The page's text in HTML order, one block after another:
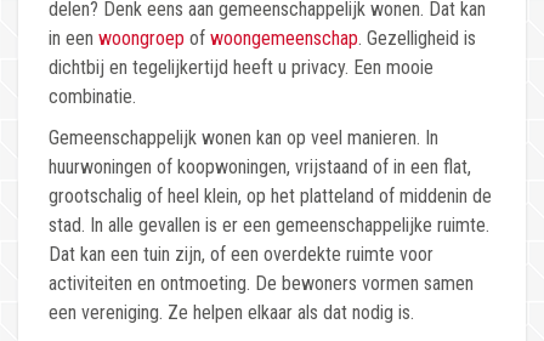
delen? Denk eens aan gemeenschappelijk wonen. Dat kan
in een woongroep of woongemeenschap. Gezelligheid is
dichtbij en tegelijkertijd heeft u privacy. Een mooie
combinatie.
Gemeenschappelijk wonen kan op veel manieren. In
huurwoningen of koopwoningen, vrijstaand of in een flat,
grootschalig of heel klein, op het platteland of middenin de
stad. In alle gevallen is er een gemeenschappelijke ruimte.
Dat kan een tuin zijn, of een overdekte ruimte voor
activiteiten en ontmoeting. De bewoners vormen samen
een vereniging. Ze helpen elkaar als dat nodig is.